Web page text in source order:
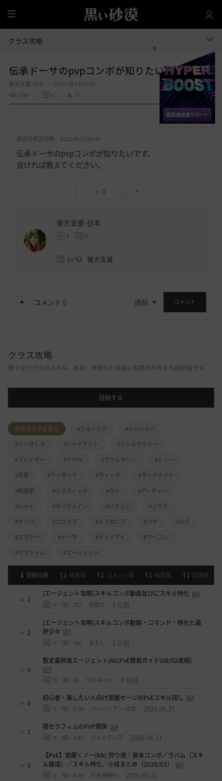
全
体
クラス攻略
伝承ドーサのpvpコンボが知りたいです。
後方支援-日本
2025.08.13 04:29
2787
0 0
お 共有する
最近の修正日時 : 2025.08.13 04:29
伝承ドーサのpvpコンボが知りたいです。
良ければ教えてください。
0
後方支援-日本
4 0
Lv 62 後方支援
コメント 0 通報 コメント
クラス攻略
様々なクラスのスキル、外見、特徴など自由に攻略を共有する掲示板です。
投稿する
全体のタグを見る #ウォーリア
#レンジャー
#ソーサレス
#ジャイアント
#リトルサマナー
#ブレイダー
#ツバキ #ヴァルキリー
#くノ一
#忍者
#ウィザード #ウィッチ
#ダークナイト
#格闘家
#ミスティック #ラン
#アーチャー
#シャイ
#ガーディアン #ハサシン
#ノヴァ
#セージ
#コルセア #ドラカニア #ウサ
#メグ
#スカラー
#ドーサ #デッドアイ
#ウーコン
#セラフィム
#エージェント
登録日順 検索順 コメント順 推奨順 話題順
2
[エージェント攻略]スキルコンボ動画並びにスキル特化
0 282 夜狐丸 1 日前
2
[エージェント攻略]スキルコンボ動画・コマンド・特化と論
評少々
0 260 まそん 2 日前
0
暫定最終版エージェント(AG)PvE簡易ガイド(08/02改稿)
0 1K ゆのみっく 8 日前
0
初心者・楽したい人向け覚醒セージのPvEスキル回し
0 2.3K バ一バリアン-日本 2026.05.25
1
闇セラフィムのPVP関係
0 3.4K シャルグレア 2026.04.11
3
【PvE】覚醒くノ一(KN) 狩り用：基本コンボ／ラバム（スキ
ル錬成）／スキル特化／小技まとめ（2026/03）
0 4.3K 片倉優樹VT 2026.03.31